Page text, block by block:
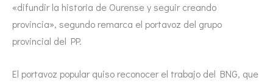
«difundir la historia de Ourense y seguir creando
provincia», segundo remarca el portavoz del grupo
provincial del PP.
El portavoz popular quiso reconocer el trabajo del BNG, que